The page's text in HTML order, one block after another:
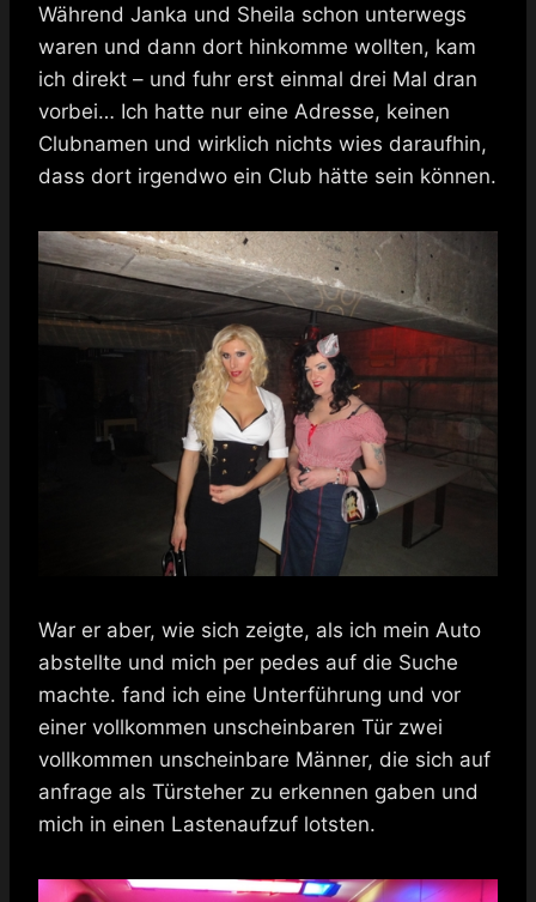
Während Janka und Sheila schon unterwegs
waren und dann dort hinkomme wollten, kam
ich direkt – und fuhr erst einmal drei Mal dran
vorbei… Ich hatte nur eine Adresse, keinen
Clubnamen und wirklich nichts wies daraufhin,
dass dort irgendwo ein Club hätte sein können.
War er aber, wie sich zeigte, als ich mein Auto
abstellte und mich per pedes auf die Suche
machte. fand ich eine Unterführung und vor
einer vollkommen unscheinbaren Tür zwei
vollkommen unscheinbare Männer, die sich auf
anfrage als Türsteher zu erkennen gaben und
mich in einen Lastenaufzuf lotsten.